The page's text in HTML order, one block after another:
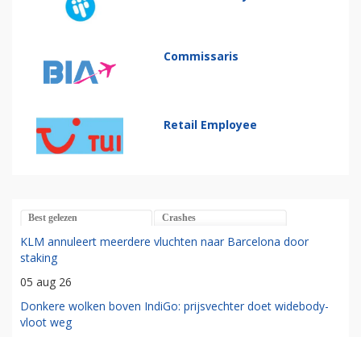
Commissaris
Retail Employee
Best gelezen Crashes
KLM annuleert meerdere vluchten naar Barcelona door
staking
05 aug 26
Donkere wolken boven IndiGo: prijsvechter doet widebody-
vloot weg